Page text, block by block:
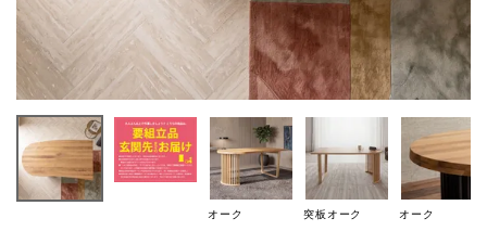
オーク 突板オーク オーク